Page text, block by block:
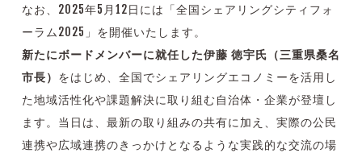
なお、2025年5月12日には「全国シェアリングシティフォ
ーラム2025」を開催いたします。
新たにボードメンバーに就任した伊藤 徳宇氏（三重県桑名
市長） をはじめ、全国でシェアリングエコノミーを活用し
た地域活性化や課題解決に取り組む自治体・企業が登壇し
ます。当日は、最新の取り組みの共有に加え、実際の公民
連携や広域連携のきっかけとなるような実践的な交流の場